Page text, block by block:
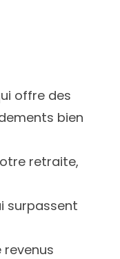
offre des
bien
retraite,
surpassent